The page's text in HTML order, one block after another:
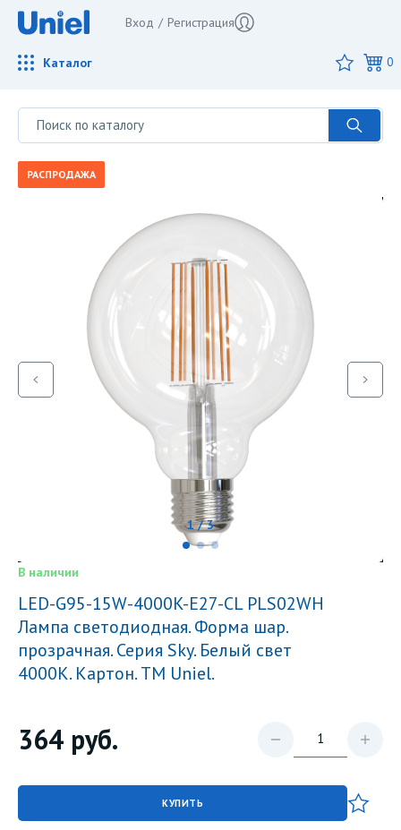
Вход / Регистрация
Каталог 0
РАСПРОДАЖА
1 / 3
В наличии
LED-G95-15W-4000K-E27-CL PLS02WH
Лампа светодиодная. Форма шар.
прозрачная. Серия Sky. Белый свет
4000K. Картон. ТМ Uniel.
364 руб.
КУПИТЬ